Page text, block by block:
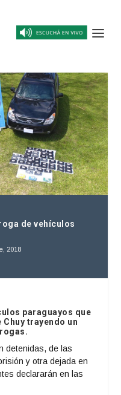
de vehículos
2018
paraguayos que
trayendo un
detenidas, de las
y otra dejada en
declararán en las